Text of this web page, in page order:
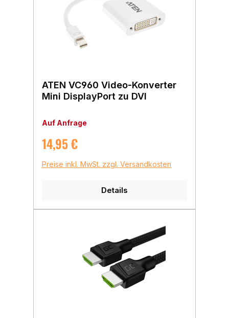
ATEN VC960 Video-Konverter
Mini DisplayPort zu DVI
Auf Anfrage
Regulärer Preis:
14,95 €
Preise inkl. MwSt. zzgl. Versandkosten
Details